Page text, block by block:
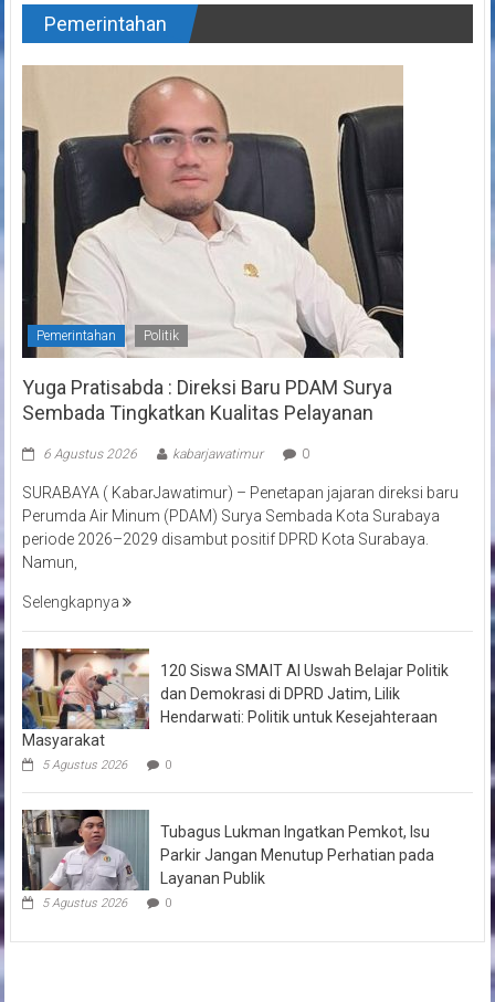
Pemerintahan
Pemerintahan Politik
Yuga Pratisabda : Direksi Baru PDAM Surya
Sembada Tingkatkan Kualitas Pelayanan
6 Agustus 2026 kabarjawatimur 0
SURABAYA ( KabarJawatimur) – Penetapan jajaran direksi baru
Perumda Air Minum (PDAM) Surya Sembada Kota Surabaya
periode 2026–2029 disambut positif DPRD Kota Surabaya.
Namun,
Selengkapnya
120 Siswa SMAIT Al Uswah Belajar Politik
dan Demokrasi di DPRD Jatim, Lilik
Hendarwati: Politik untuk Kesejahteraan
Masyarakat
5 Agustus 2026 0
Tubagus Lukman Ingatkan Pemkot, Isu
Parkir Jangan Menutup Perhatian pada
Layanan Publik
5 Agustus 2026 0